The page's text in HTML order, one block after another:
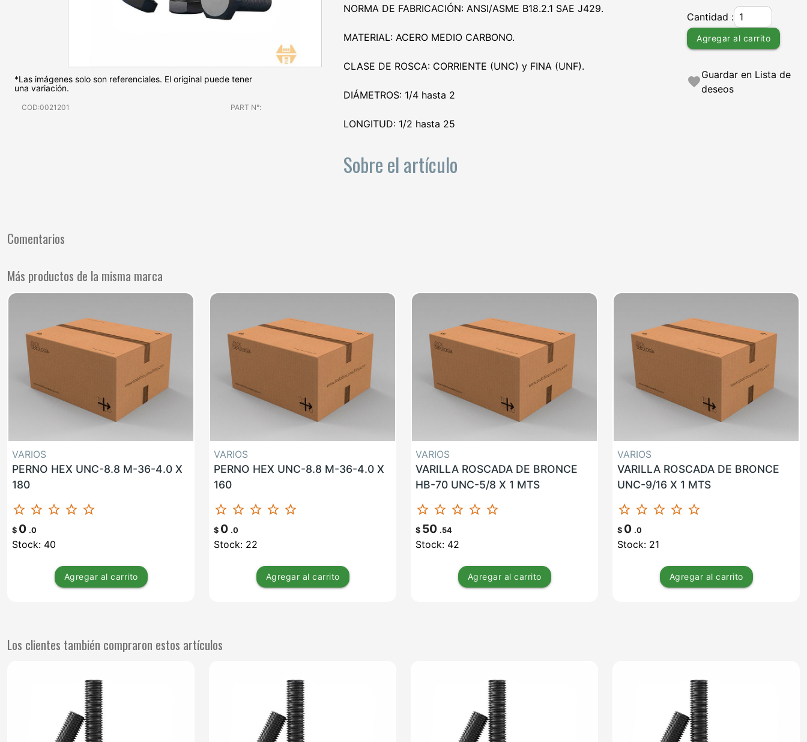
*Las imágenes solo son referenciales. El original puede tener
una variación.
COD:0021201 PART N°:
NORMA DE FABRICACIÓN: ANSI/ASME B18.2.1 SAE J429.
MATERIAL: ACERO MEDIO CARBONO.
CLASE DE ROSCA: CORRIENTE (UNC) y FINA (UNF).
DIÁMETROS: 1/4 hasta 2
LONGITUD: 1/2 hasta 25
Sobre el artículo
Cantidad :
Agregar al carrito
favoriteGuardar en Lista de
deseos
Comentarios
Más productos de la misma marca
VARIOS
PERNO HEX UNC-8.8 M-36-4.0 X
180
star_border star_border star_border star_border star_border
$ 0 .0
Stock: 40
Agregar al carrito
VARIOS
PERNO HEX UNC-8.8 M-36-4.0 X
160
star_border star_border star_border star_border star_border
$ 0 .0
Stock: 22
Agregar al carrito
VARIOS
VARILLA ROSCADA DE BRONCE
HB-70 UNC-5/8 X 1 MTS
star_border star_border star_border star_border star_border
$ 50 .54
Stock: 42
Agregar al carrito
VARIOS
VARILLA ROSCADA DE BRONCE
UNC-9/16 X 1 MTS
star_border star_border star_border star_border star_border
$ 0 .0
Stock: 21
Agregar al carrito
Los clientes también compraron estos artículos